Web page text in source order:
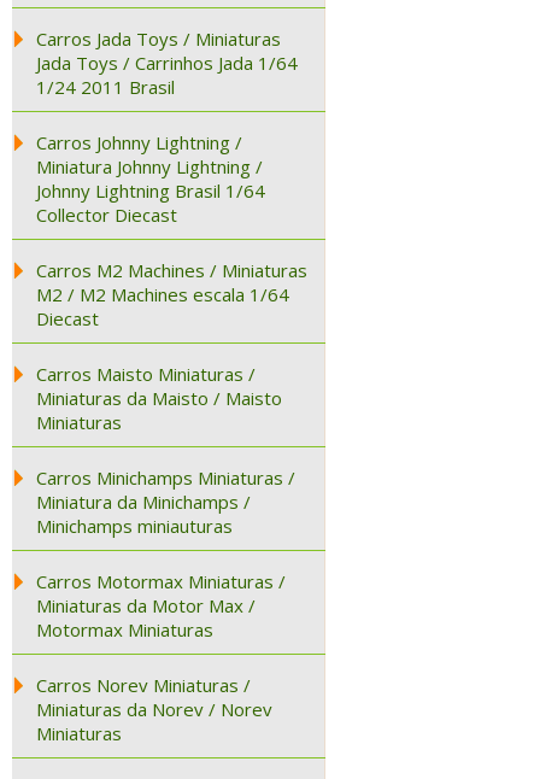
Carros Jada Toys / Miniaturas
Jada Toys / Carrinhos Jada 1/64
1/24 2011 Brasil
Carros Johnny Lightning /
Miniatura Johnny Lightning /
Johnny Lightning Brasil 1/64
Collector Diecast
Carros M2 Machines / Miniaturas
M2 / M2 Machines escala 1/64
Diecast
Carros Maisto Miniaturas /
Miniaturas da Maisto / Maisto
Miniaturas
Carros Minichamps Miniaturas /
Miniatura da Minichamps /
Minichamps miniauturas
Carros Motormax Miniaturas /
Miniaturas da Motor Max /
Motormax Miniaturas
Carros Norev Miniaturas /
Miniaturas da Norev / Norev
Miniaturas